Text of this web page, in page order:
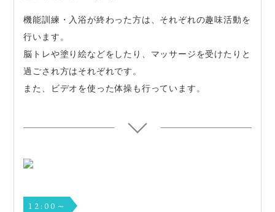
機能訓練・入浴が終わった方は、それぞれの趣味活動を
行います。
脳トレや塗り絵などをしたり、マッサージを受けたりと
過ごされ方はそれぞれです。
また、ビデオを使った体操も行っています。
12:00～